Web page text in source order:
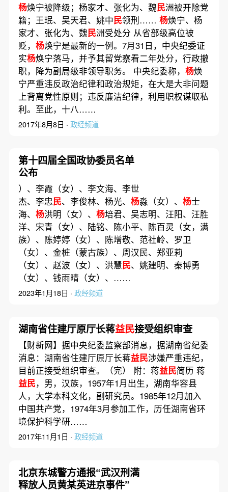
杨焕宁被降级；杨家才、张化为、魏民洲被开除党
籍；王珉、吴天君、姚中民领刑…… 杨焕宁、杨
家才、张化为、魏民洲受处分 从省部级高位被
贬， 杨焕宁是最新的一例。7月31日，中央纪委证
实杨焕宁落马，并予其留党察看二年处分，行政撤
职，降为副局级非领导职务。 中央纪委称， 杨焕
宁严重违反政治纪律和政治规矩，在大是大非问题
上背离党性原则；违反廉洁纪律，利用职权谋取私
利。至此，十八……
2017年8月8日 · 政经频道
第十四届全国政协委员名单
公布
）、李霞（女）、李文海、李世
杰、李忠民、李俊林、杨光、 杨淼（女）、 杨士
海、 杨洪明（女）、 杨培君、吴志明、汪阳、汪胜
洋、宋青（女）、陆铭、陈小平、陈百灵（女，满
族）、陈婷婷（女）、陈增敬、范社岭、罗卫
（女）、金桩（蒙古族）、周汉民、郑亚莉
（女）、赵波（女）、洪慧民、姚建明、秦博勇
（女）、钱雨晴（女）、……
2023年1月18日 · 政经频道
湖南省住建厅原厅长蒋益民接受组织审查
【财新网】据中央纪委监察部消息，据湖南省纪委
消息：湖南省住建厅原厅长蒋益民涉嫌严重违纪，
目前正接受组织审查。（完） 附：蒋益民简历 蒋
益民，男，汉族，1957年1月出生，湖南华容县
人，大学本科文化，副研究员。1985年12月加入
中国共产党，1974年3月参加工作，历任湖南省环
境保护科学研……
2017年11月1日 · 政经频道
北京东城警方通报“武汉刑满
释放人员黄某英进京事件”